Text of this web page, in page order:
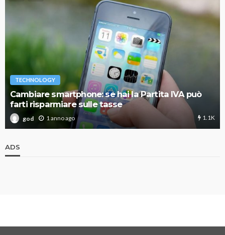
TECHNOLOGY
Cambiare smartphone: se hai la Partita IVA può
farti risparmiare sulle tasse
god 1 anno ago 1.1K
ADS